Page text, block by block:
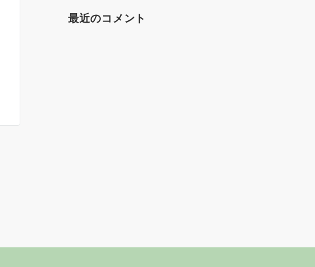
最近のコメント